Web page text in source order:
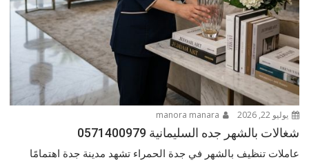
يوليو 22, 2026
شغالات بالشهر جده السليمانية 0571400979
عاملات تنظيف بالشهر في جدة الحمراء تشهد مدينة جدة اهتمامًا